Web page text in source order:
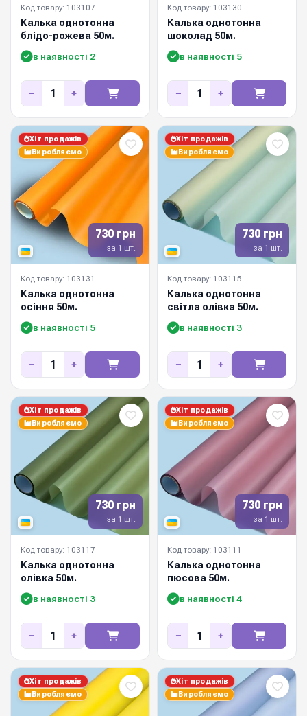
Код товару: 103107
Калька однотонна
блідо-рожева 50м.
в наявності 2
− +
Код товару: 103130
Калька однотонна
шоколад 50м.
в наявності 5
− +
730 грн
за 1 шт.
Хіт продажів
Виробляємо
Код товару: 103131
Калька однотонна
осіння 50м.
в наявності 5
− +
730 грн
за 1 шт.
Хіт продажів
Виробляємо
Код товару: 103115
Калька однотонна
світла олівка 50м.
в наявності 3
− +
730 грн
за 1 шт.
Хіт продажів
Виробляємо
Код товару: 103117
Калька однотонна
олівка 50м.
в наявності 3
− +
730 грн
за 1 шт.
Хіт продажів
Виробляємо
Код товару: 103111
Калька однотонна
пюсова 50м.
в наявності 4
− +
Хіт продажів
Виробляємо
Хіт продажів
Виробляємо